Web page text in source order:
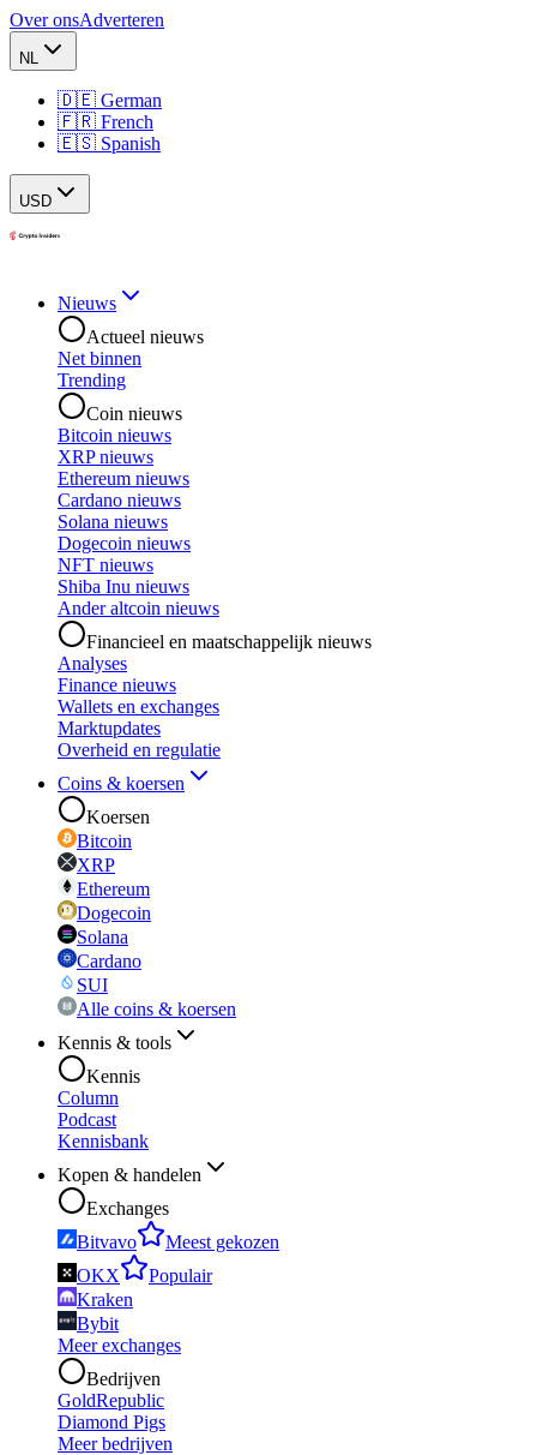
Over onsAdverteren
NL
🇩🇪 German
🇫🇷 French
🇪🇸 Spanish
USD
Nieuws
Actueel nieuws
Net binnen
Trending
Coin nieuws
Bitcoin nieuws
XRP nieuws
Ethereum nieuws
Cardano nieuws
Solana nieuws
Dogecoin nieuws
NFT nieuws
Shiba Inu nieuws
Ander altcoin nieuws
Financieel en maatschappelijk nieuws
Analyses
Finance nieuws
Wallets en exchanges
Marktupdates
Overheid en regulatie
Coins & koersen
Koersen
Bitcoin
XRP
Ethereum
Dogecoin
Solana
Cardano
SUI
Alle coins & koersen
Kennis & tools
Kennis
Column
Podcast
Kennisbank
Kopen & handelen
Exchanges
Bitvavo
Meest gekozen
OKX
Populair
Kraken
Bybit
Meer exchanges
Bedrijven
GoldRepublic
Diamond Pigs
Meer bedrijven